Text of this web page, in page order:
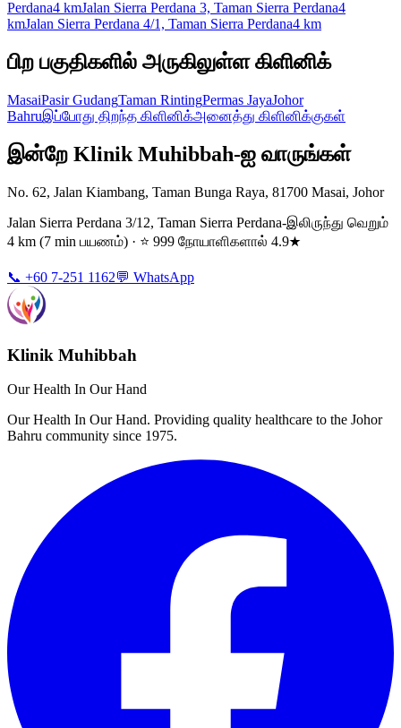
Perdana4 kmJalan Sierra Perdana 3, Taman Sierra Perdana4
kmJalan Sierra Perdana 4/1, Taman Sierra Perdana4 km
பிற பகுதிகளில் அருகிலுள்ள கிளினிக்
MasaiPasir GudangTaman RintingPermas JayaJohor
Bahruஇப்போது திறந்த கிளினிக்அனைத்து கிளினிக்குகள்
இன்றே Klinik Muhibbah-ஐ வாருங்கள்
No. 62, Jalan Kiambang, Taman Bunga Raya, 81700 Masai, Johor
Jalan Sierra Perdana 3/12, Taman Sierra Perdana-இலிருந்து வெறும்
4 km (7 min பயணம்) · ⭐ 999 நோயாளிகளால் 4.9★
📞 +60 7-251 1162💬 WhatsApp
Klinik Muhibbah
Our Health In Our Hand
Our Health In Our Hand. Providing quality healthcare to the Johor
Bahru community since 1975.